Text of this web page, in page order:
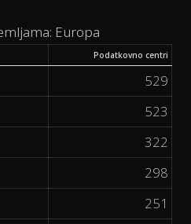
Europa
Podatkovno centri
529
523
322
298
251